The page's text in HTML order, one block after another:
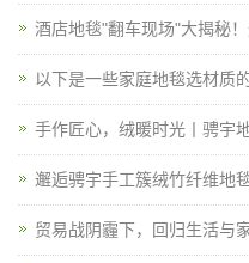
酒店地毯"翻车现场"大揭秘
以下是一些家庭地毯选材质
手作匠心，绒暖时光丨骋宇
邂逅骋宇手工簇绒竹纤维地
贸易战阴霾下，回归生活与